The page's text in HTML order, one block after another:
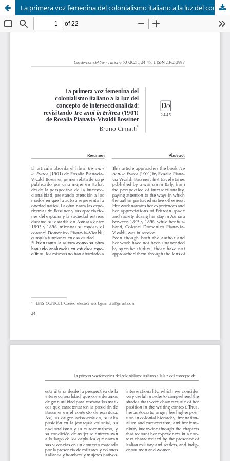
La primera voz femenina del colonialismo italiano a la luz del concepto de interseccionalidad: revisitando Tre anni in Eritrea (1901) de Rosalia Pianavia-Vivaldi Bossiner